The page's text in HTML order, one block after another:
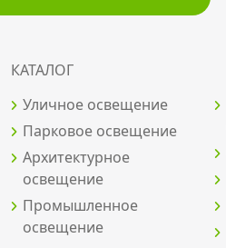
КАТАЛОГ
Уличное освещение
Парковое освещение
Архитектурное
освещение
Промышленное
освещение